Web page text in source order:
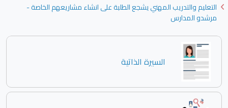
التعليم والتدريب المهني يشجع الطلبة على انشاء مشاريعهم الخاصة -
مرشدو المدارس
السيرة الذاتية